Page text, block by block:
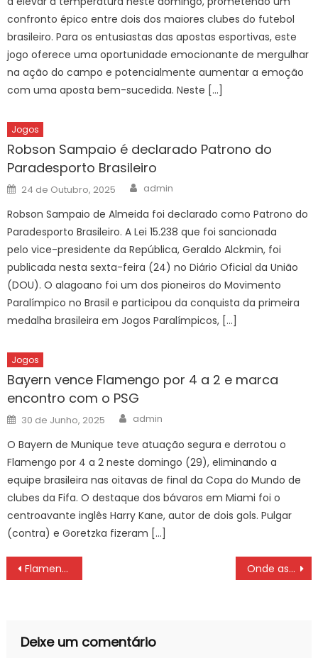
confronto épico entre dois dos maiores clubes do futebol
brasileiro. Para os entusiastas das apostas esportivas, este
jogo oferece uma oportunidade emocionante de mergulhar
na ação do campo e potencialmente aumentar a emoção
com uma aposta bem-sucedida. Neste […]
Jogos
Robson Sampaio é declarado Patrono do
Paradesporto Brasileiro
Posted
on
24 de Outubro, 2025 Author
admin
Robson Sampaio de Almeida foi declarado como Patrono do
Paradesporto Brasileiro. A Lei 15.238 que foi sancionada
pelo vice-presidente da República, Geraldo Alckmin, foi
publicada nesta sexta-feira (24) no Diário Oficial da União
(DOU). O alagoano foi um dos pioneiros do Movimento
Paralímpico no Brasil e participou da conquista da primeira
medalha brasileira em Jogos Paralímpicos, […]
Jogos
Bayern vence Flamengo por 4 a 2 e marca
encontro com o PSG
Posted
on
30 de Junho, 2025 Author
admin
O Bayern de Munique teve atuação segura e derrotou o
Flamengo por 4 a 2 neste domingo (29), eliminando a
equipe brasileira nas oitavas de final da Copa do Mundo de
clubes da Fifa. O destaque dos bávaros em Miami foi o
centroavante inglês Harry Kane, autor de dois gols. Pulgar
(contra) e Goretzka fizeram […]
Navegação
de
Flamengo x Vasco: ONDE ASSISTIR, NARRAÇÃO, RETROSPECTO, PROVÁVEIS ESCALAÇÕES DO CLÁSSICO DOS MILHÕES Onde assistir Flamengo x São Paulo pelo Campeonato Brasileiro Feminino SEGUNDA (07/03) às 20 hs.
Deixe um comentário